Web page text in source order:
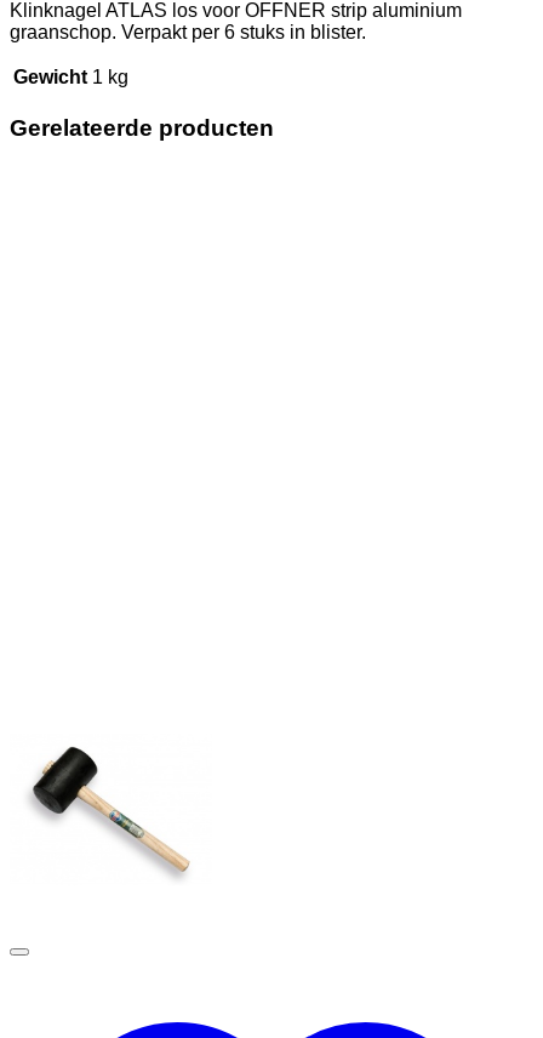
Klinknagel ATLAS los voor OFFNER strip aluminium
graanschop. Verpakt per 6 stuks in blister.
Gewicht 1 kg
Gerelateerde producten